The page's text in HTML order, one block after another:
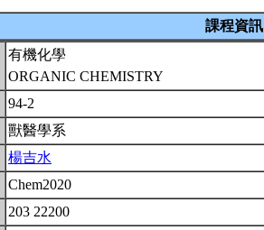
課程資訊
有機化學
ORGANIC CHEMISTRY
94-2
獸醫學系
楊吉水
Chem2020
203 22200